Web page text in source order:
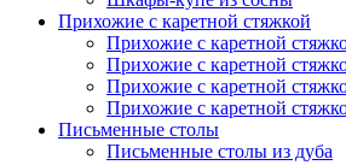
Прихожие с каретной стяжкой
Прихожие с каретной
Прихожие с каретной
Прихожие с каретной
Прихожие с каретной
Письменные столы
Письменные столы из дуба